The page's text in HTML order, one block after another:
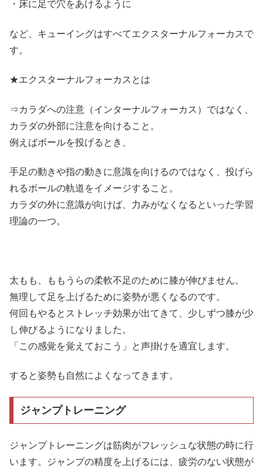
・床に足で穴をあけるように
など、キューイングはすべてエクスターナルフォーカスで
す。
★エクスターナルフォーカスとは
⇒カラダへの注意（インターナルフォーカス）ではなく、
カラダの外部に注意を向けること。
例えばボールを投げるとき、
手足の動きや指の動きに意識を向けるのではなく、投げら
れるボールの軌道をイメージすること。
カラダの外に意識が向けば、力みがなくなるといった学習
理論の一つ。
太もも、ももうらの柔軟不足のために膝が伸びません。
無理して足を上げるために姿勢が悪くなるのです。
何回もやるとストレッチ効果が出てきて、少しずつ膝が少
し伸びるようになりました。
「この感覚を覚えておこう」と声掛けを適宜します。
すると姿勢も自然によくなってきます。
ジャンプトレーニング
ジャンプトレーニングは筋肉がフレッシュな状態の時に行
います。ジャンプの精度を上げるには、疲労のない状態が